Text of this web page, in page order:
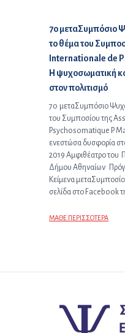
Επόμενο άρθρο:
7ο μεταΣυμπόσιο
το θέμα του
Internationale de
H ψυχοσωματική
στον πολιτισμό
7ο μεταΣυμπόσιο
του Συμποσίου της
Psychosomatique P.
ενεστώσα δυσφορία
2019 Αμφιθέατρο του
Δήμου Αθηναίων
Κείμενα
σελίδα στο
ΜΑΘΕ ΠΕΡΙΣΣΟΤΕΡΑ